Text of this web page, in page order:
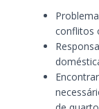
conflitos